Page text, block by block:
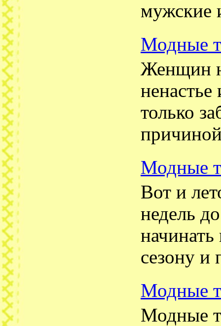
мужские
Модные
Женщин
только
Модные
Вот и
недель
начинать
сезону и
Модные
Модные